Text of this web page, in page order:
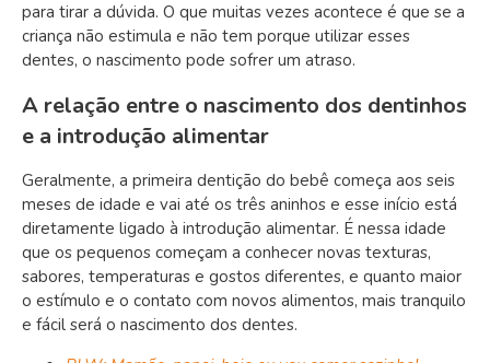
para tirar a dúvida. O que muitas vezes acontece é que se a
criança não estimula e não tem porque utilizar esses
dentes, o nascimento pode sofrer um atraso.
A relação entre o nascimento dos dentinhos
e a introdução alimentar
Geralmente, a primeira dentição do bebê começa aos seis
meses de idade e vai até os três aninhos e esse início está
diretamente ligado à introdução alimentar. É nessa idade
que os pequenos começam a conhecer novas texturas,
sabores, temperaturas e gostos diferentes, e quanto maior
o estímulo e o contato com novos alimentos, mais tranquilo
e fácil será o nascimento dos dentes.